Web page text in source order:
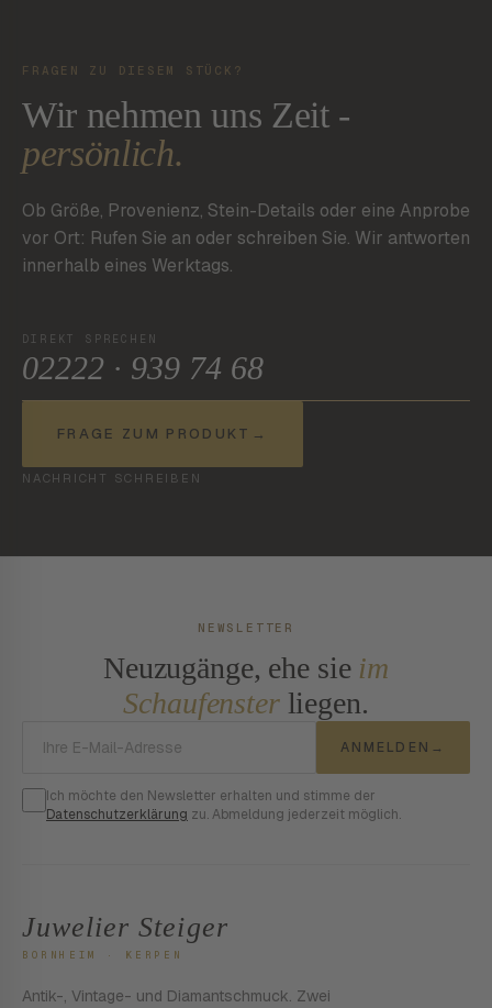
FRAGEN ZU DIESEM STÜCK?
Wir nehmen uns Zeit -
persönlich.
Ob Größe, Provenienz, Stein-Details oder eine Anprobe
vor Ort: Rufen Sie an oder schreiben Sie. Wir antworten
innerhalb eines Werktags.
DIREKT SPRECHEN
02222 · 939 74 68
FRAGE ZUM PRODUKT →
NACHRICHT SCHREIBEN
NEWSLETTER
Neuzugänge, ehe sie im
Schaufensterliegen.
ANMELDEN →
Ich möchte den Newsletter erhalten und stimme der
Datenschutzerklärung zu. Abmeldung jederzeit möglich.
Juwelier Steiger
BORNHEIM · KERPEN
Antik-, Vintage- und Diamantschmuck. Zwei